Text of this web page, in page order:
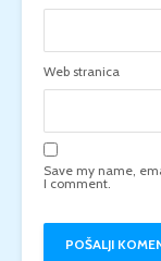
Web stranica
Save my name,
I comment.